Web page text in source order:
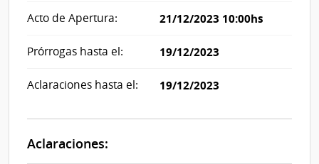
Acto de Apertura: 21/12/2023 10:00hs
Prórrogas hasta el: 19/12/2023
Aclaraciones hasta el: 19/12/2023
Aclaraciones: